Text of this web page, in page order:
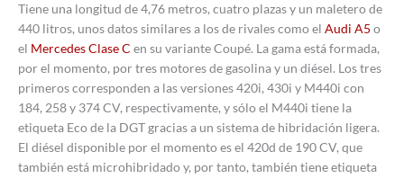
Tiene una longitud de 4,76 metros, cuatro plazas y un maletero de
440 litros, unos datos similares a los de rivales como el Audi A5 o
el Mercedes Clase C en su variante Coupé. La gama está formada,
por el momento, por tres motores de gasolina y un diésel. Los tres
primeros corresponden a las versiones 420i, 430i y M440i con
184, 258 y 374 CV, respectivamente, y sólo el M440i tiene la
etiqueta Eco de la DGT gracias a un sistema de hibridación ligera.
El diésel disponible por el momento es el 420d de 190 CV, que
también está microhibridado y, por tanto, también tiene etiqueta